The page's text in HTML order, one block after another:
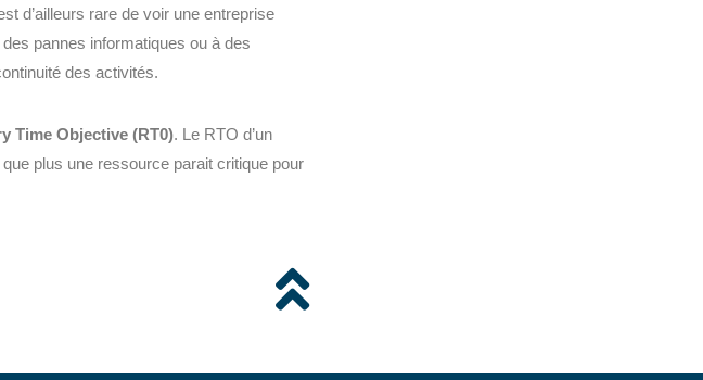
d’ailleurs rare de voir une entreprise
pannes informatiques ou à des
des activités.
Time Objective (RT0). Le RTO d’un
plus une ressource parait critique pour